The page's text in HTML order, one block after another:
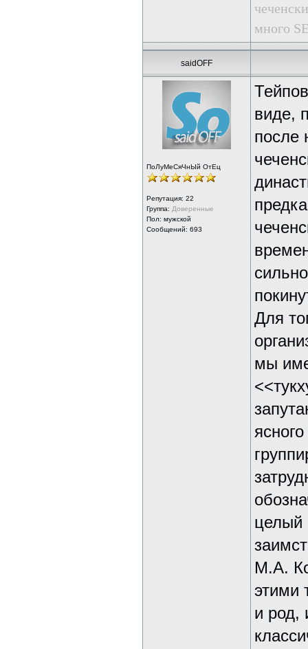
много
saidOFF
ПоЛуМеСяЧнЫй ОтЕц
Репутация: 22
Группа: Доверенные
Пол: мужской
Сообщений: 693
виде,
после
Для
мы
целый
М.А.
этими
и род,